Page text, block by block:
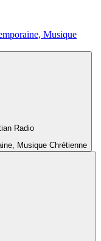
Musique
Radio
Musique Chrétienne